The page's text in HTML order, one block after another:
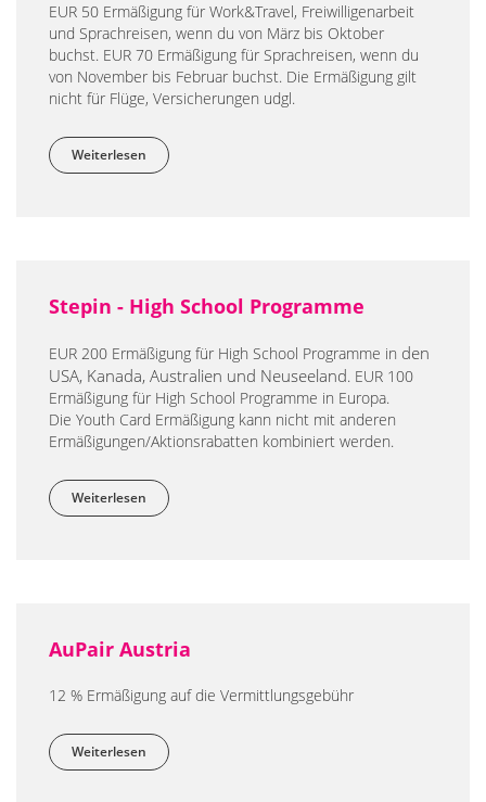
EUR 50 Ermäßigung für Work&Travel, Freiwilligenarbeit
und Sprachreisen, wenn du von März bis Oktober
buchst. EUR 70 Ermäßigung für Sprachreisen, wenn du
von November bis Februar buchst. Die Ermäßigung gilt
nicht für Flüge, Versicherungen udgl.
Weiterlesen über TravelWorks - Auslandsprogramme
Stepin - High School Programme
EUR 200 Ermäßigung für High School Programme in den
USA, Kanada, Australien und Neuseeland. EUR 100
Ermäßigung für High School Programme in Europa.
Die Youth Card Ermäßigung kann nicht mit anderen
Ermäßigungen/Aktionsrabatten kombiniert werden.
Weiterlesen über Stepin - High School Programme
AuPair Austria
12 % Ermäßigung auf die Vermittlungsgebühr
Weiterlesen über AuPair Austria